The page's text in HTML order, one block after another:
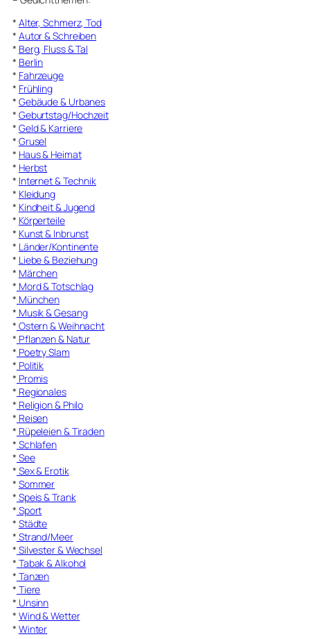
* Alter, Schmerz, Tod
* Autor & Schreiben
* Berg, Fluss & Tal
* Berlin
* Fahrzeuge
* Frühling
* Gebäude & Urbanes
* Geburtstag/Hochzeit
* Geld & Karriere
* Grusel
* Haus & Heimat
* Herbst
* Internet & Technik
* Kleidung
* Kindheit & Jugend
* Körperteile
* Kunst & Inbrunst
* Länder/Kontinente
* Liebe & Beziehung
* Märchen
* Mord & Totschlag
* München
* Musik & Gesang
* Ostern & Weihnacht
* Pflanzen & Natur
* Poetry Slam
* Politik
* Promis
* Regionales
* Religion & Philo
* Reisen
* Rüpeleien & Tiraden
* Schlafen
* See
* Sex & Erotik
* Sommer
* Speis & Trank
* Sport
* Städte
* Strand/Meer
* Silvester & Wechsel
* Tabak & Alkohol
* Tanzen
* Tiere
* Unsinn
* Wind & Wetter
* Winter